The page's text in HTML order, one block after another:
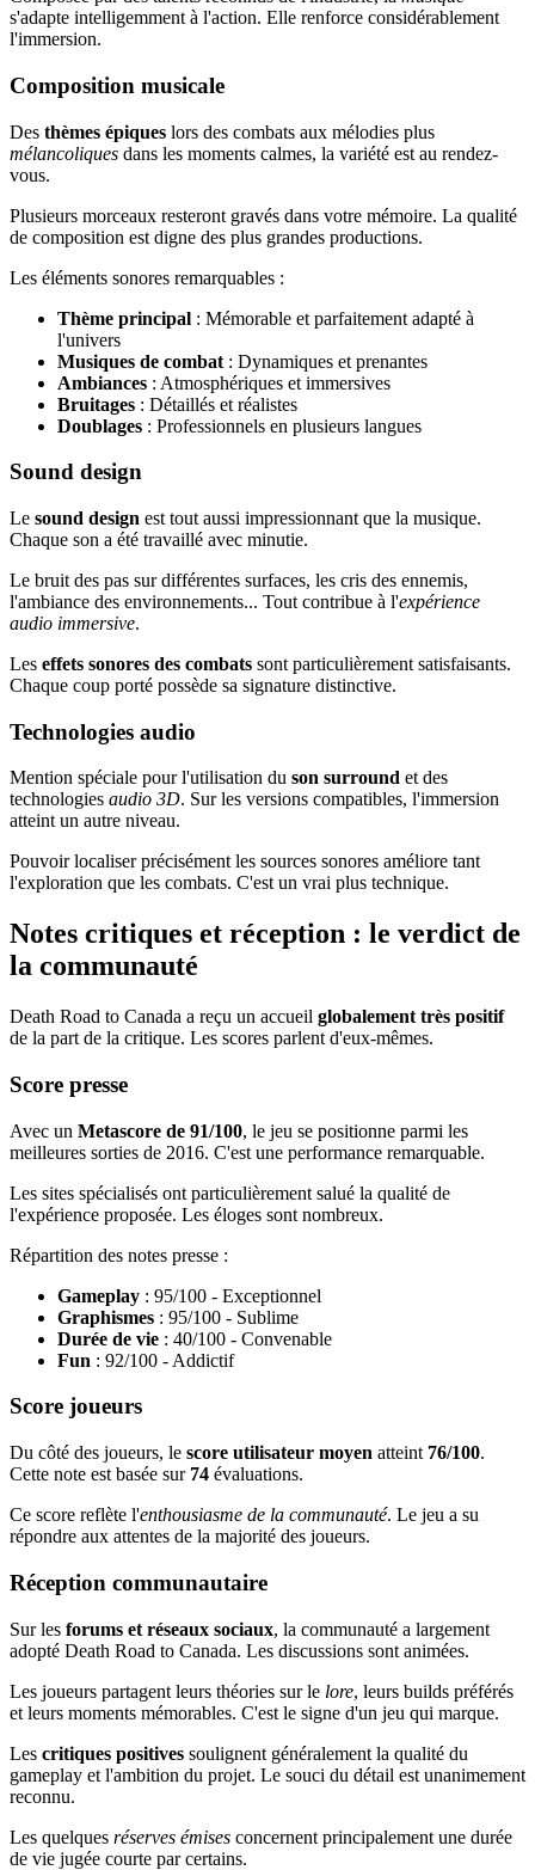
s'adapte intelligemment à l'action. Elle renforce considérablement
l'immersion.
Composition musicale
Des thèmes épiques lors des combats aux mélodies plus
mélancoliques dans les moments calmes, la variété est au rendez-
vous.
Plusieurs morceaux resteront gravés dans votre mémoire. La qualité
de composition est digne des plus grandes productions.
Les éléments sonores remarquables :
Thème principal : Mémorable et parfaitement adapté à
l'univers
Musiques de combat : Dynamiques et prenantes
Ambiances : Atmosphériques et immersives
Bruitages : Détaillés et réalistes
Doublages : Professionnels en plusieurs langues
Sound design
Le sound design est tout aussi impressionnant que la musique.
Chaque son a été travaillé avec minutie.
Le bruit des pas sur différentes surfaces, les cris des ennemis,
l'ambiance des environnements... Tout contribue à l'expérience
audio immersive.
Les effets sonores des combats sont particulièrement satisfaisants.
Chaque coup porté possède sa signature distinctive.
Technologies audio
Mention spéciale pour l'utilisation du son surround et des
technologies audio 3D. Sur les versions compatibles, l'immersion
atteint un autre niveau.
Pouvoir localiser précisément les sources sonores améliore tant
l'exploration que les combats. C'est un vrai plus technique.
Notes critiques et réception : le verdict de
la communauté
Death Road to Canada a reçu un accueil globalement très positif
de la part de la critique. Les scores parlent d'eux-mêmes.
Score presse
Avec un Metascore de 91/100, le jeu se positionne parmi les
meilleures sorties de 2016. C'est une performance remarquable.
Les sites spécialisés ont particulièrement salué la qualité de
l'expérience proposée. Les éloges sont nombreux.
Répartition des notes presse :
Gameplay : 95/100 - Exceptionnel
Graphismes : 95/100 - Sublime
Durée de vie : 40/100 - Convenable
Fun : 92/100 - Addictif
Score joueurs
Du côté des joueurs, le score utilisateur moyen atteint 76/100.
Cette note est basée sur 74 évaluations.
Ce score reflète l'enthousiasme de la communauté. Le jeu a su
répondre aux attentes de la majorité des joueurs.
Réception communautaire
Sur les forums et réseaux sociaux, la communauté a largement
adopté Death Road to Canada. Les discussions sont animées.
Les joueurs partagent leurs théories sur le lore, leurs builds préférés
et leurs moments mémorables. C'est le signe d'un jeu qui marque.
Les critiques positives soulignent généralement la qualité du
gameplay et l'ambition du projet. Le souci du détail est unanimement
reconnu.
Les quelques réserves émises concernent principalement une durée
de vie jugée courte par certains.